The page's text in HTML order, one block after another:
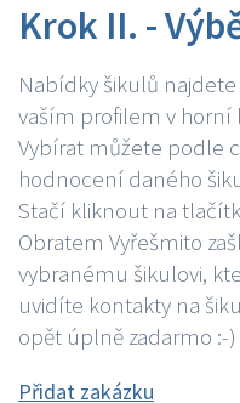
Krok II. -
Nabídky šikulů
vaším profilem v horní
Vybírat můžete podle
hodnocení daného
Stačí kliknout na
Obratem Vyřešmito
vybranému šikulovi,
uvidíte kontakty na
opět úplně zadarmo :-)
Přidat zakázku